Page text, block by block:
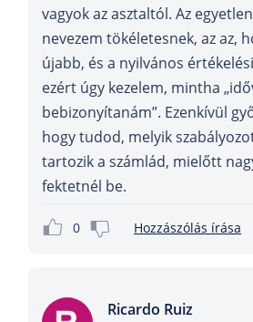
vagyok az asztaltól. Az
nevezem tökéletesnek, az az,
újabb, és a nyilvános
ezért úgy kezelem, mintha
bebizonyítanám”. Ezenkívül
hogy tudod, melyik
tartozik a számlád, mielőtt
fektetnél be.
0 Hozzászólás írása
Ricardo Ruiz